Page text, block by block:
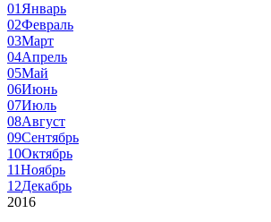
01 Январь
02Февраль
03Март
04Апрель
05Май
06Июнь
07Июль
08Август
09Сентябрь
10Октябрь
11Ноябрь
12Декабрь
2016